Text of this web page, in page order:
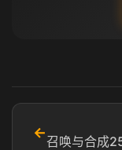
←
召唤与合成